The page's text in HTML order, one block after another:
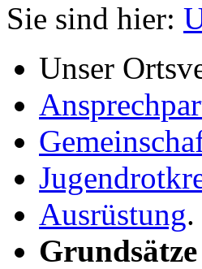
Sie sind hier:
Unser
Ausrüstung.